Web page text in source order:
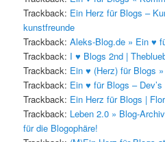
Trackback: Ein Herz für Blogs –
kunstfreunde
Trackback:Aleks-Blog.de » Ein ♥
Trackback: I ♥ Blogs 2nd |
Trackback: Ein ♥ (Herz) für Blogs
Trackback: Ein ♥ für Blogs –
Trackback: Ein Herz für Blogs |
Trackback: Leben 2.0 » Blog-
für die Blogophäre!